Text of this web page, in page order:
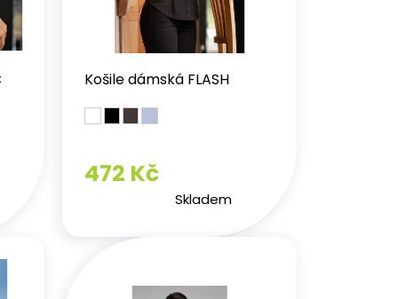
Košile dámská FLASH
472 Kč
Skladem